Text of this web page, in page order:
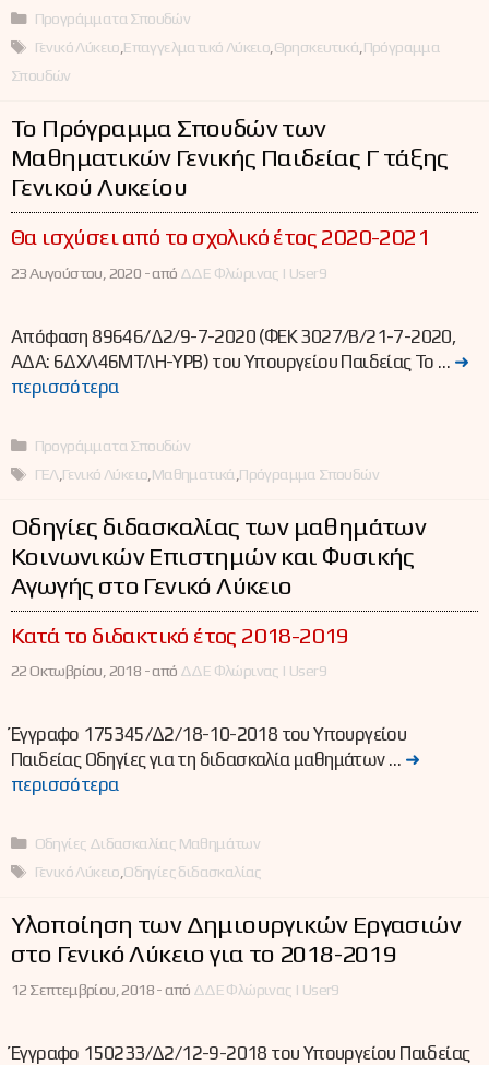
Κατηγορίες
Προγράμματα Σπουδών
Ετικέτες
Γενικό Λύκειο,Επαγγελματικό Λύκειο,Θρησκευτικά,Πρόγραμμα
Σπουδών
Το Πρόγραμμα Σπουδών των
Μαθηματικών Γενικής Παιδείας Γ΄ τάξης
Γενικού Λυκείου
Θα ισχύσει από το σχολικό έτος 2020-2021
23 Αυγούστου, 2020 -από ΔΔΕ Φλώρινας | User9
Απόφαση 89646/Δ2/9-7-2020 (ΦΕΚ 3027/Β/21-7-2020,
ΑΔΑ: 6ΔΧΛ46ΜΤΛΗ-ΥΡΒ) του Υπουργείου Παιδείας Το … ➜
περισσότερα
Κατηγορίες
Προγράμματα Σπουδών
Ετικέτες
ΓΕΛ Γενικό Λύκειο Μαθηματικά Πρόγραμμα Σπουδών
Οδηγίες διδασκαλίας των μαθημάτων
Κοινωνικών Επιστημών και Φυσικής
Αγωγής στο Γενικό Λύκειο
Κατά το διδακτικό έτος 2018-2019
22 Οκτωβρίου, 2018 -από ΔΔΕ Φλώρινας | User9
Έγγραφο 175345/Δ2/18-10-2018 του Υπουργείου
Παιδείας Οδηγίες για τη διδασκαλία μαθημάτων … ➜
περισσότερα
Κατηγορίες
Οδηγίες Διδασκαλίας Μαθημάτων
Ετικέτες
Γενικό Λύκειο Οδηγίες διδασκαλίας
Yλοποίηση των Δημιουργικών Εργασιών
στο Γενικό Λύκειο για το 2018-2019
12 Σεπτεμβρίου, 2018 -από ΔΔΕ Φλώρινας | User9
Έγγραφο 150233/Δ2/12-9-2018 του Υπουργείου Παιδείας